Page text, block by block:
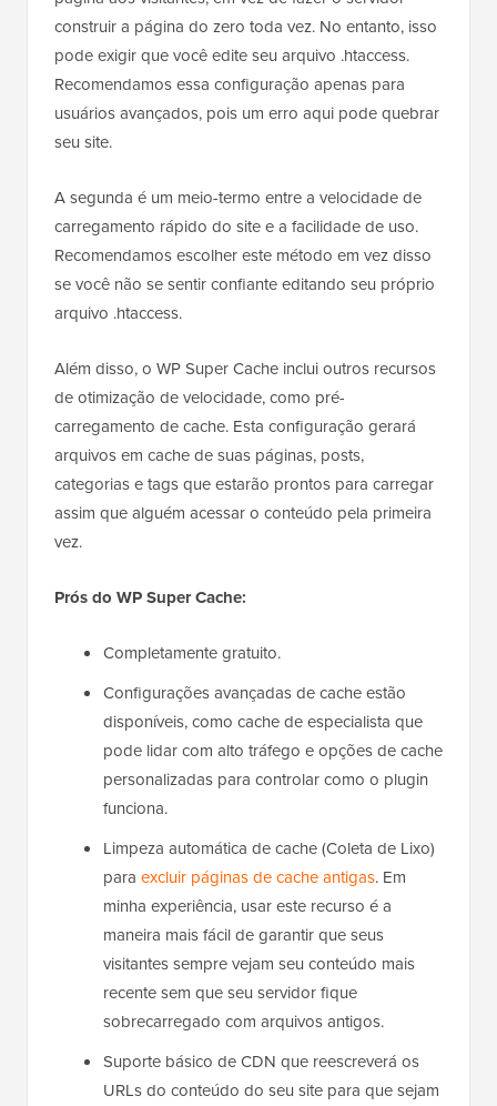
construir a página do zero toda vez. No entanto, isso
pode exigir que você edite seu arquivo .htaccess.
Recomendamos essa configuração apenas para
usuários avançados, pois um erro aqui pode quebrar
seu site.
A segunda é um meio-termo entre a velocidade de
carregamento rápido do site e a facilidade de uso.
Recomendamos escolher este método em vez disso
se você não se sentir confiante editando seu próprio
arquivo .htaccess.
Além disso, o WP Super Cache inclui outros recursos
de otimização de velocidade, como pré-
carregamento de cache. Esta configuração gerará
arquivos em cache de suas páginas, posts,
categorias e tags que estarão prontos para carregar
assim que alguém acessar o conteúdo pela primeira
vez.
Prós do WP Super Cache:
Completamente gratuito.
Configurações avançadas de cache estão
disponíveis, como cache de especialista que
pode lidar com alto tráfego e opções de cache
personalizadas para controlar como o plugin
funciona.
Limpeza automática de cache (Coleta de Lixo)
para excluir páginas de cache antigas. Em
minha experiência, usar este recurso é a
maneira mais fácil de garantir que seus
visitantes sempre vejam seu conteúdo mais
recente sem que seu servidor fique
sobrecarregado com arquivos antigos.
Suporte básico de CDN que reescreverá os
URLs do conteúdo do seu site para que sejam